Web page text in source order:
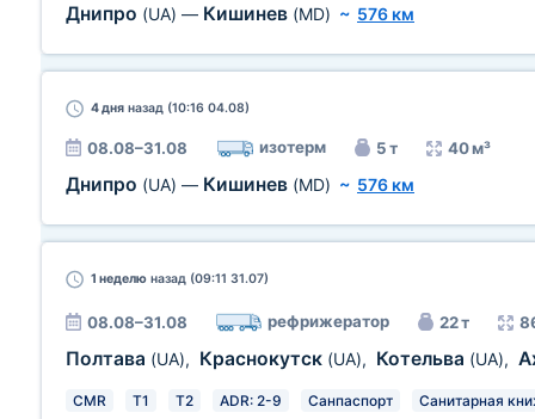
Днипро (UA) — Кишинев (MD) ~ 576 км
4 дня назад (10:16 04.08)
08.08–31.08 изотерм 5 т 40 м³
Днипро (UA) — Кишинев (MD) ~ 576 км
1 неделю назад (09:11 31.07)
08.08–31.08 рефрижератор 22 т
Полтава (UA), Краснокутск (UA), Котельва (UA),
CMR T1 T2 ADR: 2-9 Санпаспорт Санитарная